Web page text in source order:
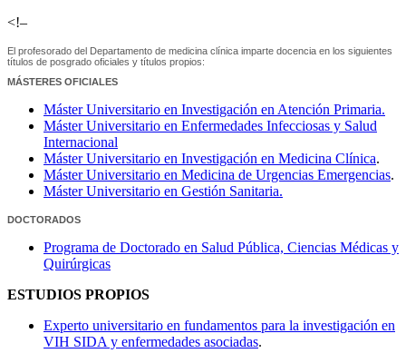
<!–
El profesorado del Departamento de medicina clínica imparte docencia en los siguientes
títulos de posgrado oficiales y títulos propios:
MÁSTERES OFICIALES
Máster Universitario en Investigación en Atención Primaria.
Máster Universitario en Enfermedades Infecciosas y Salud
Internacional
Máster Universitario en Investigación en Medicina Clínica.
Máster Universitario en Medicina de Urgencias Emergencias.
Máster Universitario en Gestión Sanitaria.
DOCTORADOS
Programa de Doctorado en Salud Pública, Ciencias Médicas y
Quirúrgicas
ESTUDIOS PROPIOS
Experto universitario en fundamentos para la investigación en
VIH SIDA y enfermedades asociadas.